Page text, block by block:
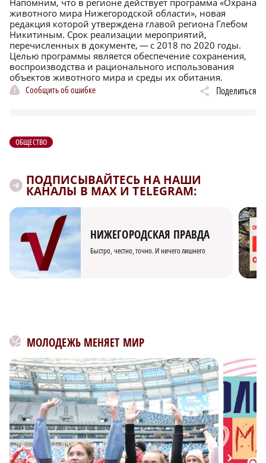
животного мира Нижегородской области», новая
редакция которой утверждена главой региона Глебом
Никитиным. Срок реализации мероприятий,
перечисленных в документе, — с 2018 по 2020 годы.
Целью программы является обеспечение сохранения,
воспроизводства и рационального использования
объектов животного мира и среды их обитания.
Сообщить об ошибке
Поделиться
ОБЩЕСТВО
ПОДПИСЫВАЙТЕСЬ НА НАШИ
КАНАЛЫ В MAX И TELEGRAM:
НИЖЕГОРОДСКАЯ ПРАВДА
Быстро, честно, точно. И ничего лишнего
МОЛОДЕЖЬ МЕНЯЕТ МИР